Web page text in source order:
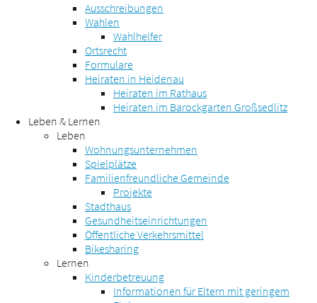
Ausschreibungen
Wahlen
Wahlhelfer
Ortsrecht
Formulare
Heiraten in Heidenau
Heiraten im Rathaus
Heiraten im Barockgarten Großsedlitz
Leben & Lernen
Leben
Wohnungsunternehmen
Spielplätze
Familienfreundliche Gemeinde
Projekte
Stadthaus
Gesundheitseinrichtungen
Öffentliche Verkehrsmittel
Bikesharing
Lernen
Kinderbetreuung
Informationen für Eltern mit geringem